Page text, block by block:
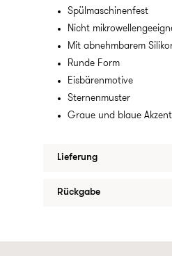
Spülmaschinenfest
Nicht
Mit abnehmbarem
Runde Form
Eisbärenmotive
Sternenmuster
Graue und blaue
Lieferung
Rückgabe